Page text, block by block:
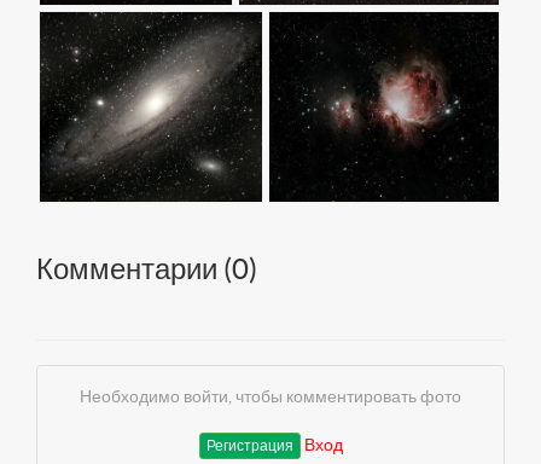
Комментарии (0)
Необходимо войти, чтобы комментировать фото
Регистрация Вход